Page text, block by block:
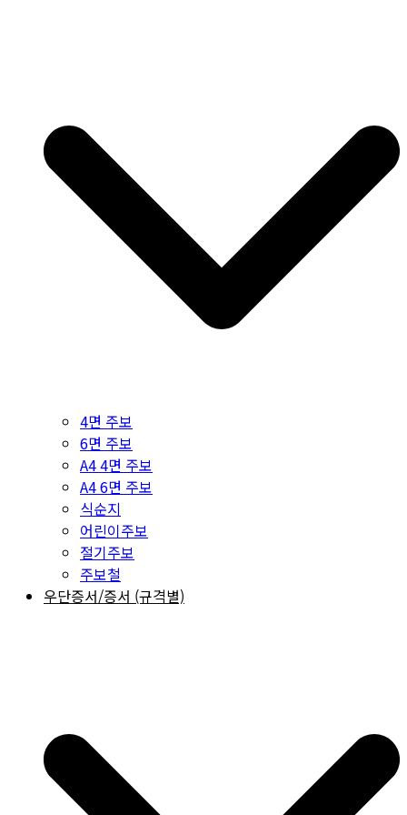
4면 주보
6면 주보
A4 4면 주보
A4 6면 주보
식순지
어린이주보
절기주보
주보철
우단증서/증서 (규격별)